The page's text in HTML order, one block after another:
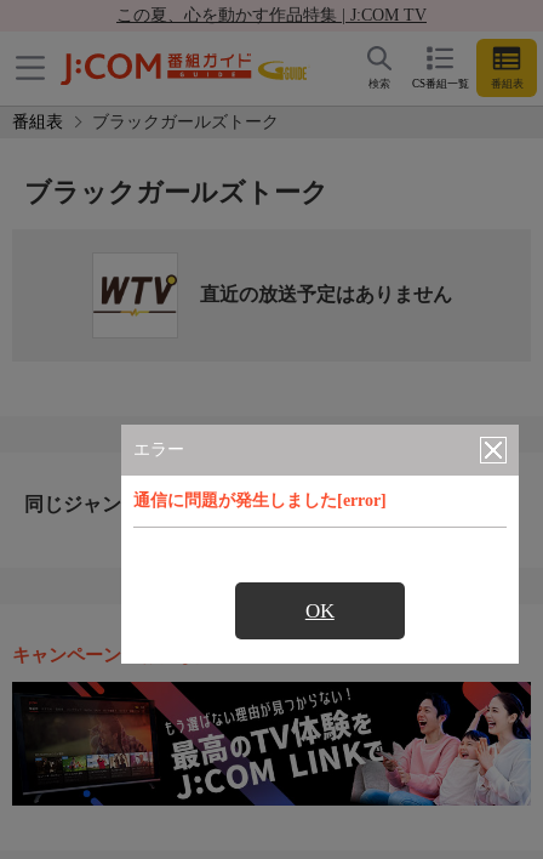
この夏、心を動かす作品特集 | J:COM TV
CS番組一覧 番組表
検索
番組表 ブラックガールズトーク
エラー
通信に問題が発生しました[error]
OK
ブラックガールズトーク
直近の放送予定はありません
同じジャンルのおすすめ番組
キャンペーン・お得な情報